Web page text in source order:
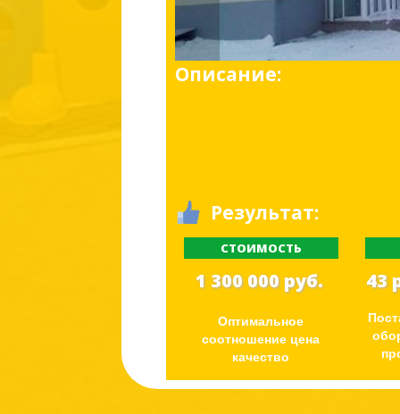
Описание:
Результат:
СТОИМОСТЬ
1 300 000 руб.
Оптимальное
соотношение цена
качество
43